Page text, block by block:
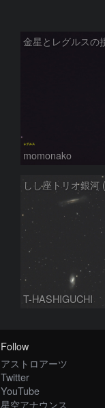
momonako
T-HASHIGUCHI
Follow
アストロアーツ
Twitter
YouTube
星空アナウンス